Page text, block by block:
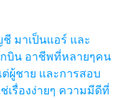
มาเป็นแอร์ และ
บิน อาชีพที่หลายๆคน
ผู้ชาย และการสอบ
เรื่องง่ายๆ ความมีดีที่